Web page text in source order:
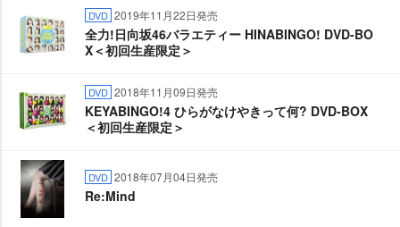
DVD 2019年11月22日発売
全力!日向坂46バラエティー HINABINGO! DVD-BO
X＜初回生産限定＞
DVD 2018年11月09日発売
KEYABINGO!4 ひらがなけやきって何? DVD-BOX
＜初回生産限定＞
DVD 2018年07月04日発売
Re:Mind